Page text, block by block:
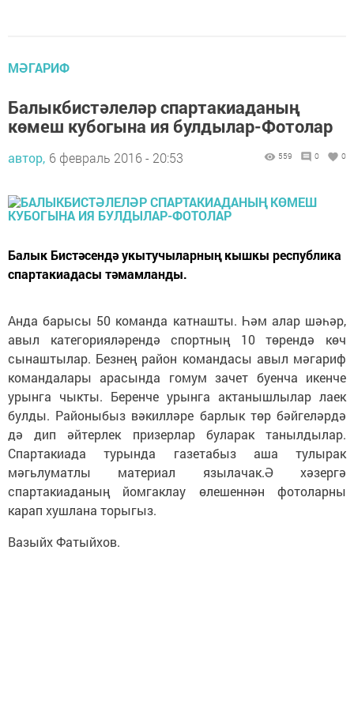
МӘГАРИФ
Балыкбистәлеләр спартакиаданың
көмеш кубогына ия булдылар-Фотолар
автор, 6 февраль 2016 - 20:53 559 0 0
Балык Бистәсендә укытучыларның кышкы республика
спартакиадасы тәмамланды.
Анда барысы 50 команда катнашты. Һәм алар шәһәр,
авыл категорияләрендә спортның 10 төрендә көч
сынаштылар. Безнең район командасы авыл мәгариф
командалары арасында гомум зачет буенча икенче
урынга чыкты. Беренче урынга актанышлылар лаек
булды. Районыбыз вәкилләре барлык төр бәйгеләрдә
дә дип әйтерлек призерлар буларак танылдылар.
Спартакиада турында газетабыз аша тулырак
мәгьлуматлы материал язылачак.Ә хәзергә
спартакиаданың йомгаклау өлешеннән фотоларны
карап хушлана торыгыз.
Вазыйх Фатыйхов.